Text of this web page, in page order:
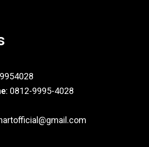
: 0812-9995-4028